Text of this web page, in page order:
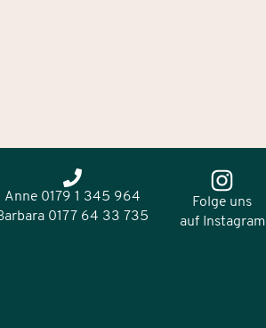
Anne 0179 1 345 964
0177 64 33 735
Folge uns
auf Instagram